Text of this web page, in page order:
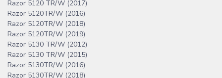
Razor 5120 TR/W (2017)
Razor 5120TR/W (2016)
Razor 5120TR/W (2018)
Razor 5120TR/W (2019)
Razor 5130 TR/W (2012)
Razor 5130 TR/W (2015)
Razor 5130TR/W (2016)
Razor 5130TR/W (2018)